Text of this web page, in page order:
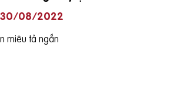
30/08/2022
miêu tả ngắn